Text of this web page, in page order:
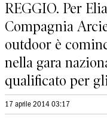
REGGIO. Per
Compagnia
outdoor è
nella gara
qualificato per
17 aprile 2014 03:17